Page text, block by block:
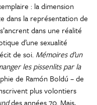
: la dimension
dans la représentation de
dans une réalité
d’une sexualité
de soi. Mémoires d’un
les pissenlits par la
de Ramón Boldú – de
plus volontiers
des années 70. Mais,